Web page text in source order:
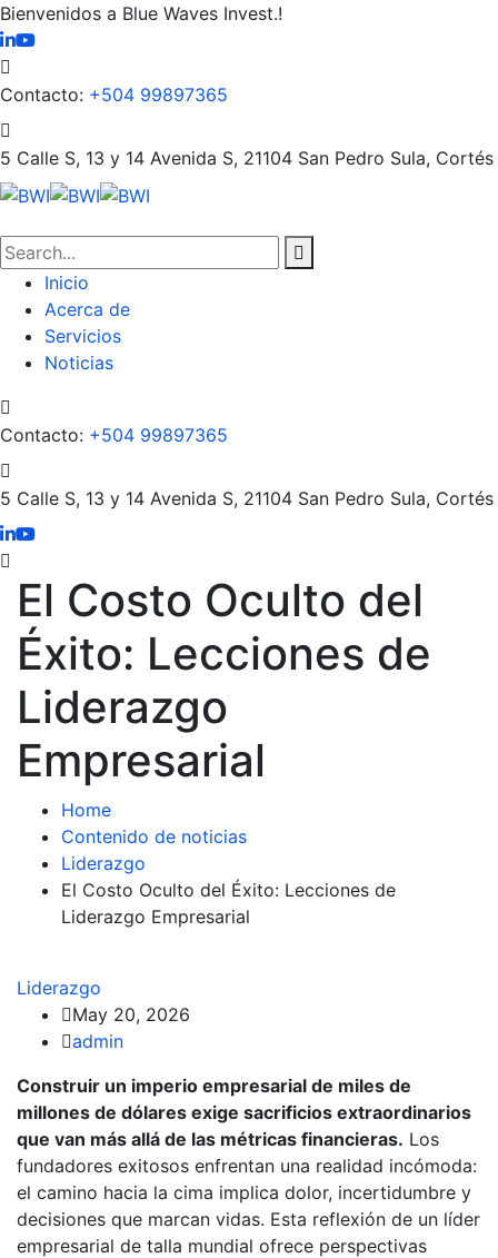
Bienvenidos a Blue Waves Invest.!
Contacto: +504 99897365
5 Calle S, 13 y 14 Avenida S, 21104 San Pedro Sula, Cortés
Inicio
Acerca de
Servicios
Noticias
Contacto: +504 99897365
5 Calle S, 13 y 14 Avenida S, 21104 San Pedro Sula, Cortés
El Costo Oculto del
Éxito: Lecciones de
Liderazgo
Empresarial
Home
Contenido de noticias
Liderazgo
El Costo Oculto del Éxito: Lecciones de
Liderazgo Empresarial
Liderazgo
May 20, 2026
admin
Construir un imperio empresarial de miles de
millones de dólares exige sacrificios extraordinarios
que van más allá de las métricas financieras. Los
fundadores exitosos enfrentan una realidad incómoda:
el camino hacia la cima implica dolor, incertidumbre y
decisiones que marcan vidas. Esta reflexión de un líder
empresarial de talla mundial ofrece perspectivas